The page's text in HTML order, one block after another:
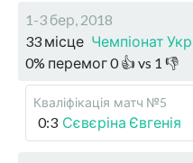
1-3 бер, 2018
33 місце Чемпіонат
0% перемог0👍 vs 1 👎
Кваліфікація матч №5
0:3 Сєвєріна Євгенія